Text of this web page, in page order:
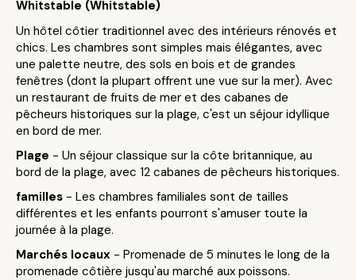
Whitstable (Whitstable)
Un hôtel côtier traditionnel avec des intérieurs rénovés et
chics. Les chambres sont simples mais élégantes, avec
une palette neutre, des sols en bois et de grandes
fenêtres (dont la plupart offrent une vue sur la mer). Avec
un restaurant de fruits de mer et des cabanes de
pêcheurs historiques sur la plage, c'est un séjour idyllique
en bord de mer.
Plage - Un séjour classique sur la côte britannique, au
bord de la plage, avec 12 cabanes de pêcheurs historiques.
familles - Les chambres familiales sont de tailles
différentes et les enfants pourront s'amuser toute la
journée à la plage.
Marchés locaux - Promenade de 5 minutes le long de la
promenade côtière jusqu'au marché aux poissons.